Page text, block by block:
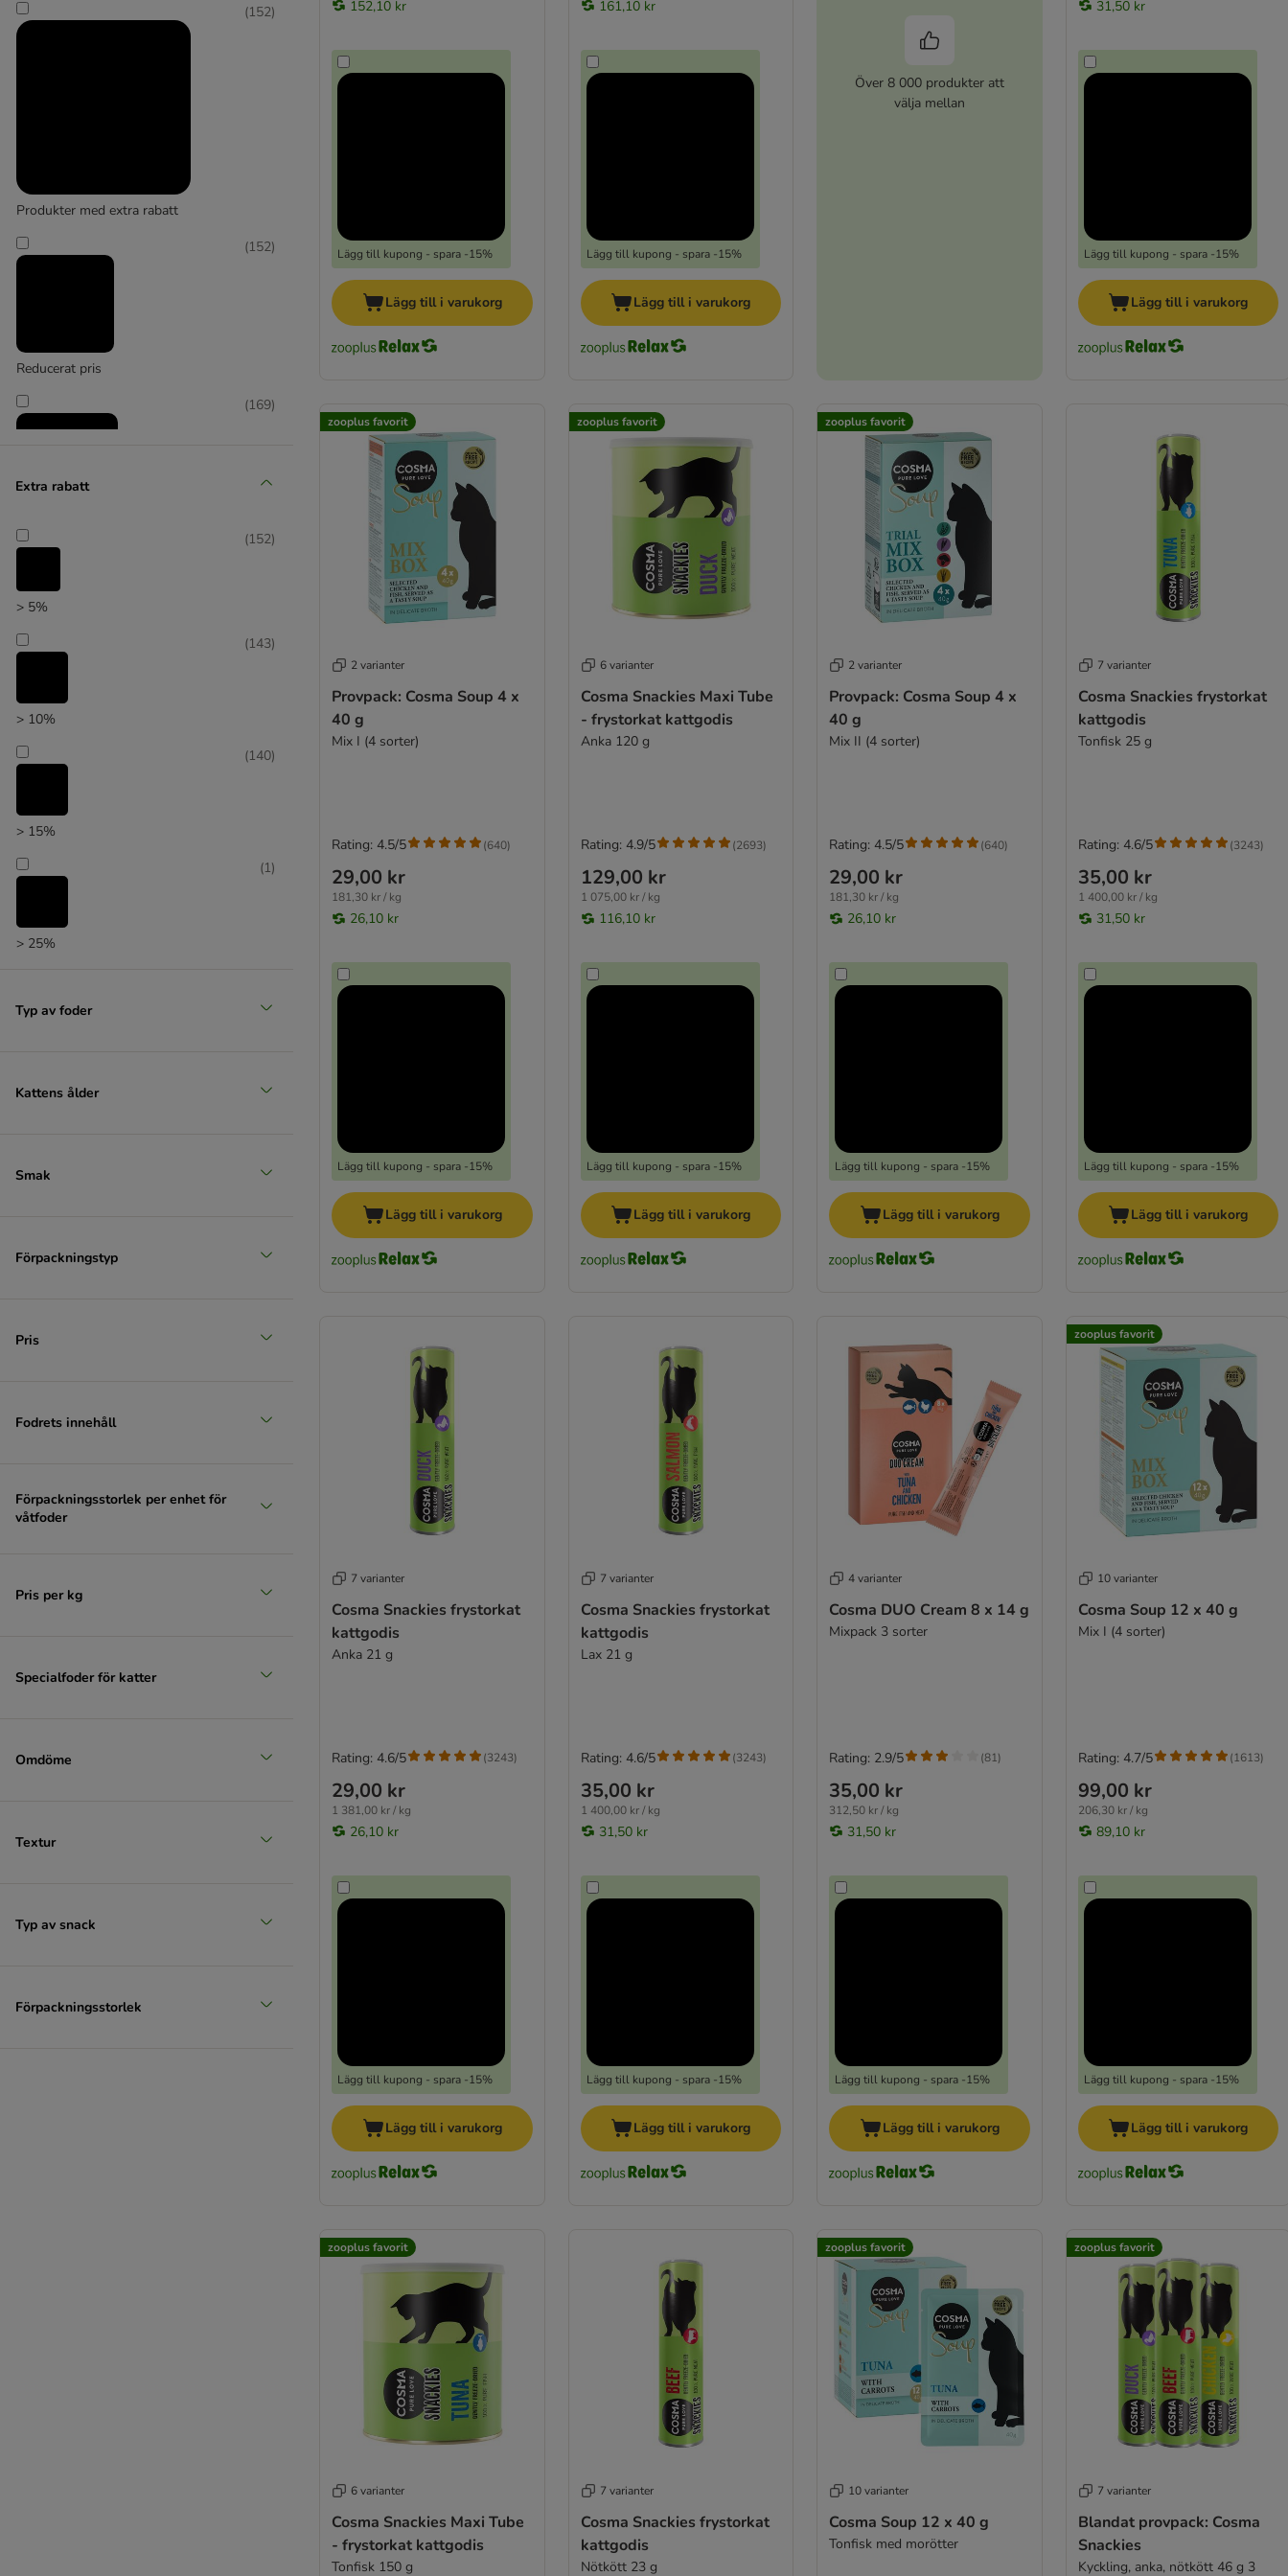
Produkter med extra rabatt
(152)
Reducerat pris
(152)
zooplus favorit
(169)
Extra rabatt
> 5%
(152)
> 10%
(143)
> 15%
(140)
> 25%
(1)
Typ av foder
Kattens ålder
Smak
Förpackningstyp
Pris
Fodrets innehåll
Förpackningsstorlek per enhet för
våtfoder
Pris per kg
Specialfoder för katter
Omdöme
Textur
Typ av snack
Förpackningsstorlek
152,10 kr
Lägg till kupong - spara -15%
Lägg till i varukorg
161,10 kr
Lägg till kupong - spara -15%
Lägg till i varukorg
Över 8 000 produkter att
välja mellan
31,50 kr
Lägg till kupong - spara -15%
Lägg till i varukorg
zooplus favorit
2 varianter
Provpack: Cosma Soup 4 x
40 g
Mix I (4 sorter)
29,00 kr
181,30 kr / kg
26,10 kr
Lägg till kupong - spara -15%
Rating: 4.5/5 (640)
Lägg till i varukorg
zooplus favorit
6 varianter
Cosma Snackies Maxi Tube
- frystorkat kattgodis
Anka 120 g
129,00 kr
1 075,00 kr / kg
116,10 kr
Lägg till kupong - spara -15%
Rating: 4.9/5 (2693)
Lägg till i varukorg
zooplus favorit
2 varianter
Provpack: Cosma Soup 4 x
40 g
Mix II (4 sorter)
29,00 kr
181,30 kr / kg
26,10 kr
Lägg till kupong - spara -15%
Rating: 4.5/5 (640)
Lägg till i varukorg
7 varianter
Cosma Snackies frystorkat
kattgodis
Tonfisk 25 g
35,00 kr
1 400,00 kr / kg
31,50 kr
Lägg till kupong - spara -15%
Rating: 4.6/5 (3243)
Lägg till i varukorg
7 varianter
Cosma Snackies frystorkat
kattgodis
Anka 21 g
29,00 kr
1 381,00 kr / kg
26,10 kr
Lägg till kupong - spara -15%
Rating: 4.6/5 (3243)
Lägg till i varukorg
7 varianter
Cosma Snackies frystorkat
kattgodis
Lax 21 g
35,00 kr
1 400,00 kr / kg
31,50 kr
Lägg till kupong - spara -15%
Rating: 4.6/5 (3243)
Lägg till i varukorg
4 varianter
Cosma DUO Cream 8 x 14 g
Mixpack 3 sorter
35,00 kr
312,50 kr / kg
31,50 kr
Lägg till kupong - spara -15%
Rating: 2.9/5 (81)
Lägg till i varukorg
zooplus favorit
10 varianter
Cosma Soup 12 x 40 g
Mix I (4 sorter)
99,00 kr
206,30 kr / kg
89,10 kr
Lägg till kupong - spara -15%
Rating: 4.7/5 (1613)
Lägg till i varukorg
zooplus favorit
6 varianter
Cosma Snackies Maxi Tube
- frystorkat kattgodis
Tonfisk 150 g
7 varianter
Cosma Snackies frystorkat
kattgodis
Nötkött 23 g
zooplus favorit
10 varianter
Cosma Soup 12 x 40 g
Tonfisk med morötter
zooplus favorit
7 varianter
Blandat provpack: Cosma
Snackies
Kyckling, anka, nötkött 46 g 3